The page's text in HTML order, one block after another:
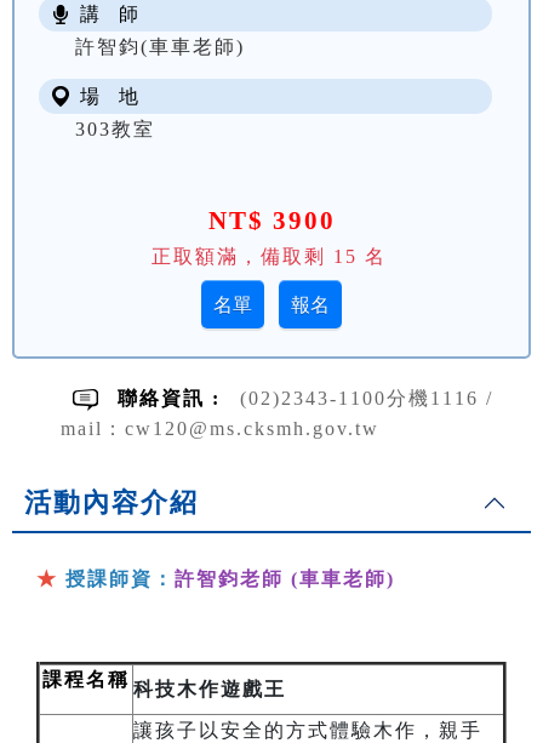
NT$ 3900
講 師
許智鈞(車車老師)
場 地
303教室
正取額滿，備取剩 15 名
聯絡資訊 :
(02)2343-1100分機1116 /
mail：cw120@ms.cksmh.gov.tw
活動內容介紹
★ 授課師資： 許智鈞老師 (車車老師)
課程名稱 科技木作遊戲王
讓孩子以安全的方式體驗木作，親手